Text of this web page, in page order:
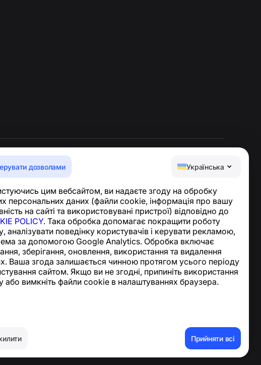
дозволами Українська
цим вебсайтом, ви надаєте згоду на обробку
персональних даних (файли cookie, інформація про вашу
на сайті та використовувані пристрої) відповідно до
POLICY. Така обробка допомагає покращити роботу
аналізувати поведінку користувачів і керувати рекламою,
за допомогою Google Analytics. Обробка включає
зберігання, оновлення, використання та видалення
Ваша згода залишається чинною протягом усього періоду
сайтом. Якщо ви не згодні, припиніть використання
або вимкніть файли cookie в налаштуваннях браузера.
Прийняти всі
Новини та статті
Про проєкт
Контакти